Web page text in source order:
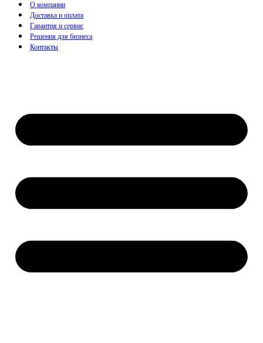
О компании
Доставка и оплата
Гарантия и сервис
Решения для бизнеса
Контакты